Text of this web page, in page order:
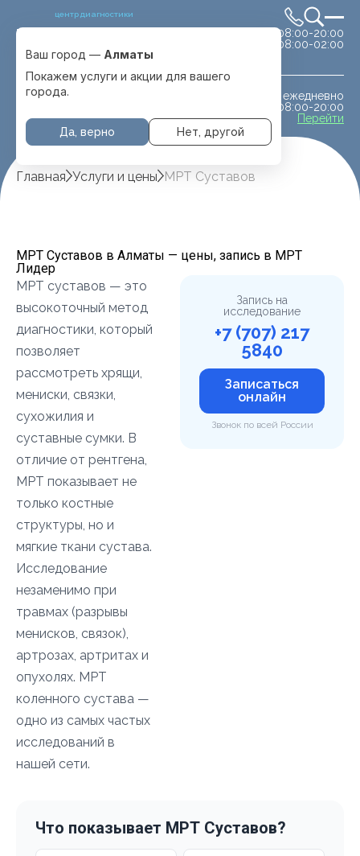
центр диагностики
Выбрать город
с. Отеген батыра
сб-вс 08:00-20:00
08:00-02:00
ежедневно
08:00-20:00
Перейти
Ваш город — Алматы
Покажем услуги и акции для вашего
города.
Да, верно Нет, другой
Главная Услуги и цены МРТ Суставов
МРТ Суставов в Алматы — цены, запись в МРТ
Лидер
МРТ суставов — это
высокоточный метод
диагностики, который
позволяет
рассмотреть хрящи,
мениски, связки,
сухожилия и
суставные сумки. В
отличие от рентгена,
МРТ показывает не
только костные
структуры, но и
мягкие ткани сустава.
Исследование
незаменимо при
травмах (разрывы
менисков, связок),
артрозах, артритах и
опухолях. МРТ
коленного сустава —
одно из самых частых
исследований в
нашей сети.
Запись на
исследование
+7 (707) 217
5840
Записаться
онлайн
Звонок по всей России
Что показывает МРТ Суставов?